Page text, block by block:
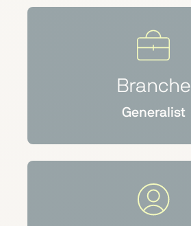
Branche
Generalist